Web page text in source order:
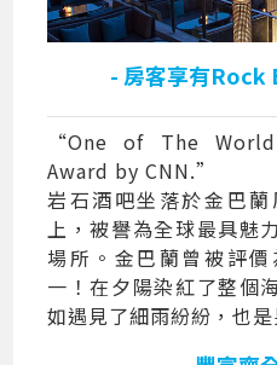
- 房客享有Rock
“One of The
Award by CNN.”
岩石酒吧坐落於金巴
上，被譽為全球最具魅
場所。金巴蘭曾被評
一！在夕陽染紅了整個
如遇見了細雨紛紛，也